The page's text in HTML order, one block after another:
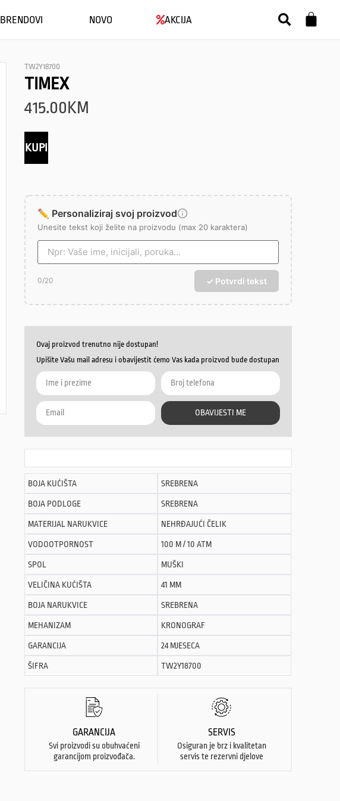
BRENDOVI NOVO AKCIJA
TW2Y18700
TIMEX
415.00 KM
KUPI
✏️ Personaliziraj svoj proizvod
Unesite tekst koji želite na proizvodu (max 20 karaktera)
0/20 ✓ Potvrdi tekst
Ovaj proizvod trenutno nije dostupan!
Upišite Vašu mail adresu i obavijestit ćemo Vas kada proizvod bude dostupan
OBAVIJESTI ME
BOJA KUĆIŠTA SREBRENA
BOJA PODLOGE SREBRENA
MATERIJAL NARUKVICE NEHRĐAJUĆI ČELIK
VODOOTPORNOST 100 M / 10 ATM
SPOL MUŠKI
VELIČINA KUĆIŠTA 41 MM
BOJA NARUKVICE SREBRENA
MEHANIZAM KRONOGRAF
GARANCIJA 24 MJESECA
ŠIFRA TW2Y18700
GARANCIJA
Svi proizvodi su obuhvaćeni
garancijom proizvođača.
SERVIS
Osiguran je brz i kvalitetan
servis te rezervni djelove